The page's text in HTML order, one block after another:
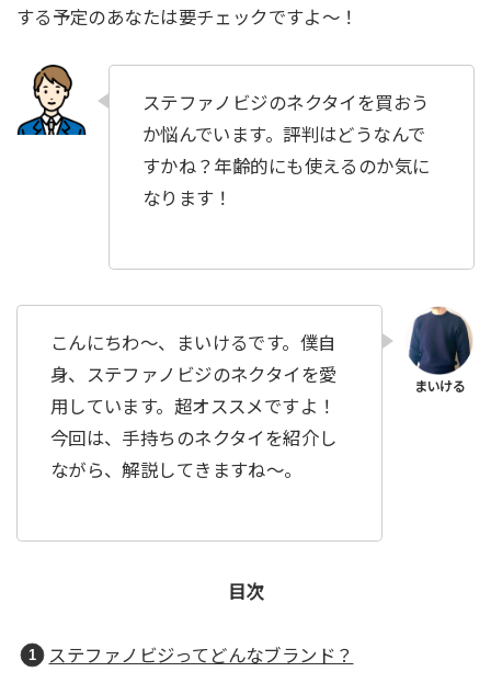
する予定のあなたは要チェックですよ〜！
ステファノビジのネクタイを買おう
か悩んでいます。評判はどうなんで
すかね？年齢的にも使えるのか気に
なります！
こんにちわ〜、まいけるです。僕自
身、ステファノビジのネクタイを愛
用しています。超オススメですよ！
今回は、手持ちのネクタイを紹介し
ながら、解説してきますね〜。
目次
ステファノビジってどんなブランド？